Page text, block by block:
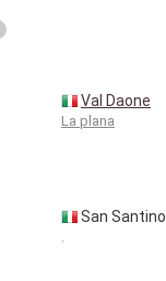
Val Daone
La plana
San Santino